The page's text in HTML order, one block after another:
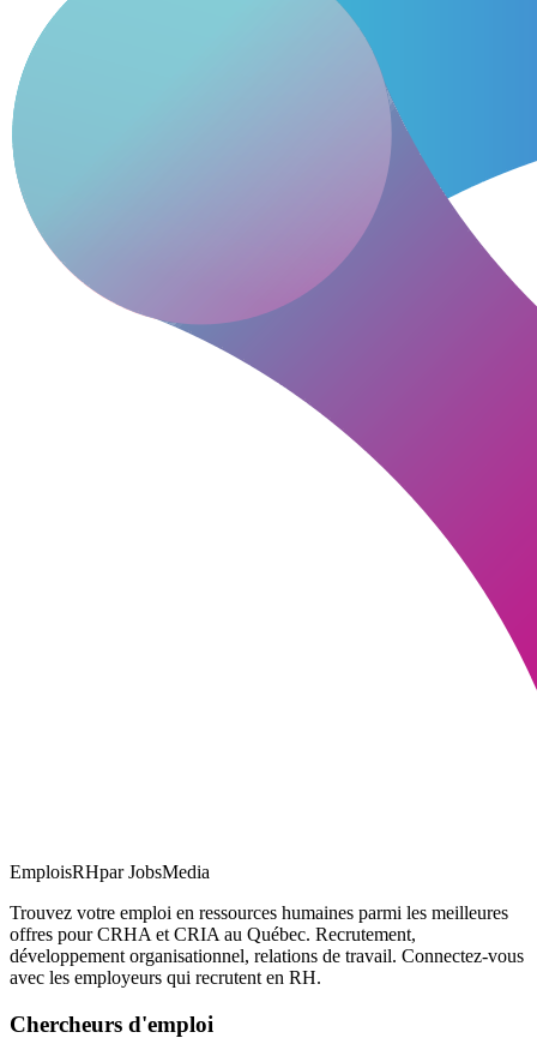
EmploisRHpar JobsMedia
Trouvez votre emploi en ressources humaines parmi les meilleures
offres pour CRHA et CRIA au Québec. Recrutement,
développement organisationnel, relations de travail. Connectez-vous
avec les employeurs qui recrutent en RH.
Chercheurs d'emploi